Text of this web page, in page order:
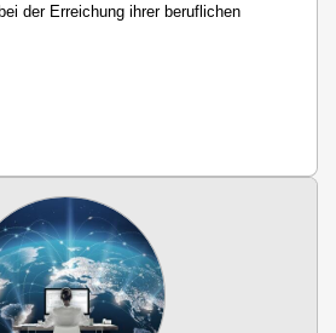
der Erreichung ihrer beruflichen